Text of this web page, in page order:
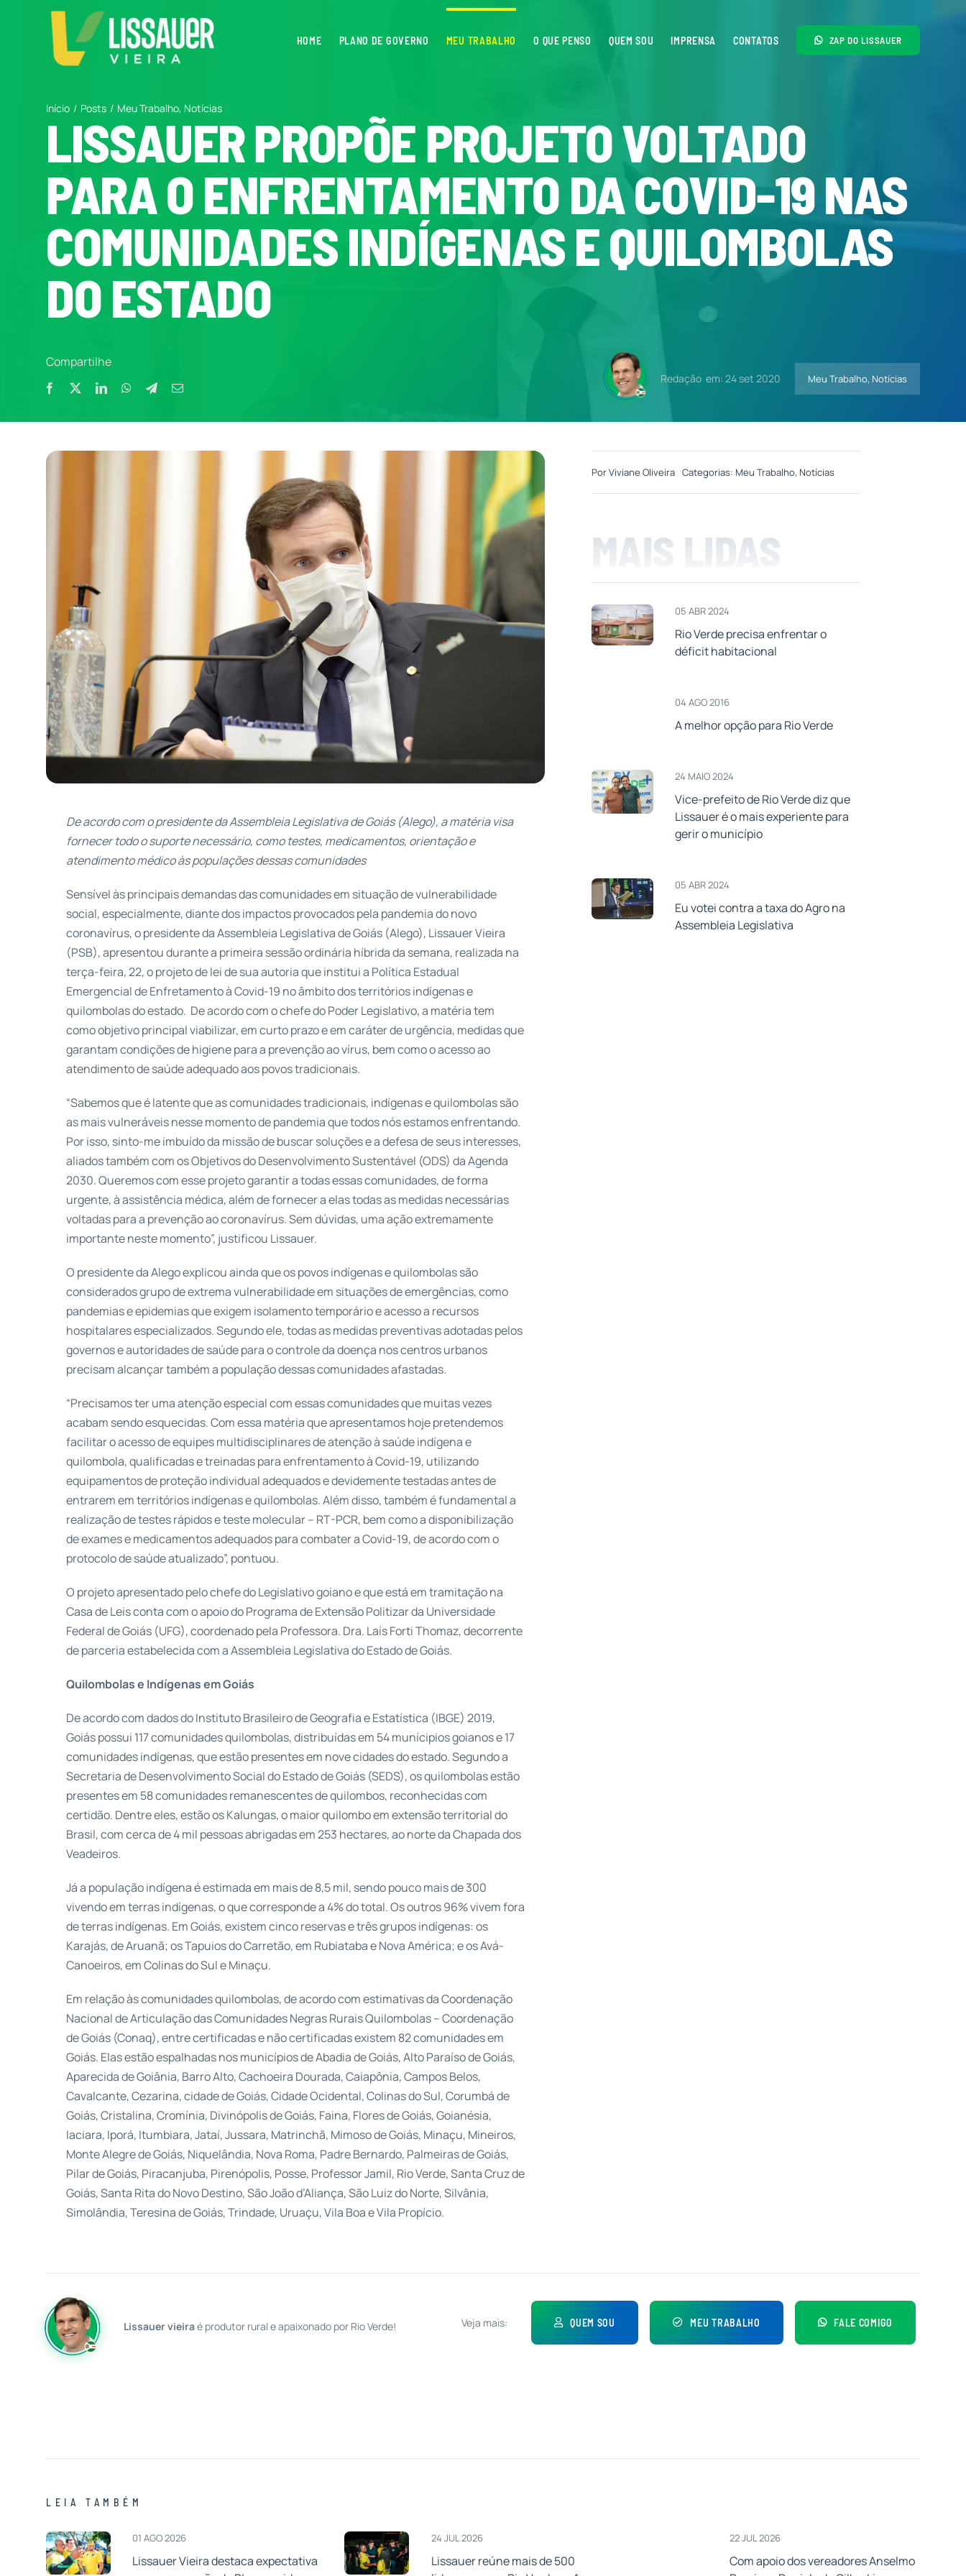
HOME PLANO DE GOVERNO MEU TRABALHO O QUE PENSO QUEM SOU IMPRENSA CONTATOS ZAP DO LISSAUER
Início Posts Meu Trabalho Notícias
LISSAUER PROPÕE PROJETO VOLTADO
PARA O ENFRENTAMENTO DA COVID-19 NAS
COMUNIDADES INDÍGENAS E QUILOMBOLAS
DO ESTADO
Compartilhe
Redação em: 24 set 2020 Meu Trabalho, Notícias
De acordo com o presidente da Assembleia Legislativa de Goiás (Alego), a matéria visa
fornecer todo o suporte necessário, como testes, medicamentos, orientação e
atendimento médico às populações dessas comunidades
Sensível às principais demandas das comunidades em situação de vulnerabilidade
social, especialmente, diante dos impactos provocados pela pandemia do novo
coronavírus, o presidente da Assembleia Legislativa de Goiás (Alego), Lissauer Vieira
(PSB), apresentou durante a primeira sessão ordinária híbrida da semana, realizada na
terça-feira, 22, o projeto de lei de sua autoria que institui a Política Estadual
Emergencial de Enfretamento à Covid-19 no âmbito dos territórios indígenas e
quilombolas do estado. De acordo com o chefe do Poder Legislativo, a matéria tem
como objetivo principal viabilizar, em curto prazo e em caráter de urgência, medidas que
garantam condições de higiene para a prevenção ao vírus, bem como o acesso ao
atendimento de saúde adequado aos povos tradicionais.
“Sabemos que é latente que as comunidades tradicionais, indígenas e quilombolas são
as mais vulneráveis nesse momento de pandemia que todos nós estamos enfrentando.
Por isso, sinto-me imbuído da missão de buscar soluções e a defesa de seus interesses,
aliados também com os Objetivos do Desenvolvimento Sustentável (ODS) da Agenda
2030. Queremos com esse projeto garantir a todas essas comunidades, de forma
urgente, à assistência médica, além de fornecer a elas todas as medidas necessárias
voltadas para a prevenção ao coronavírus. Sem dúvidas, uma ação extremamente
importante neste momento”, justificou Lissauer.
O presidente da Alego explicou ainda que os povos indígenas e quilombolas são
considerados grupo de extrema vulnerabilidade em situações de emergências, como
pandemias e epidemias que exigem isolamento temporário e acesso a recursos
hospitalares especializados. Segundo ele, todas as medidas preventivas adotadas pelos
governos e autoridades de saúde para o controle da doença nos centros urbanos
precisam alcançar também a população dessas comunidades afastadas.
“Precisamos ter uma atenção especial com essas comunidades que muitas vezes
acabam sendo esquecidas. Com essa matéria que apresentamos hoje pretendemos
facilitar o acesso de equipes multidisciplinares de atenção à saúde indígena e
quilombola, qualificadas e treinadas para enfrentamento à Covid-19, utilizando
equipamentos de proteção individual adequados e devidemente testadas antes de
entrarem em territórios indígenas e quilombolas. Além disso, também é fundamental a
realização de testes rápidos e teste molecular – RT-PCR, bem como a disponibilização
de exames e medicamentos adequados para combater a Covid-19, de acordo com o
protocolo de saúde atualizado”, pontuou.
O projeto apresentado pelo chefe do Legislativo goiano e que está em tramitação na
Casa de Leis conta com o apoio do Programa de Extensão Politizar da Universidade
Federal de Goiás (UFG), coordenado pela Professora. Dra. Laís Forti Thomaz, decorrente
de parceria estabelecida com a Assembleia Legislativa do Estado de Goiás.
Quilombolas e Indígenas em Goiás
De acordo com dados do Instituto Brasileiro de Geografia e Estatística (IBGE) 2019,
Goiás possui 117 comunidades quilombolas, distribuídas em 54 munícipios goianos e 17
comunidades indígenas, que estão presentes em nove cidades do estado. Segundo a
Secretaria de Desenvolvimento Social do Estado de Goiás (SEDS), os quilombolas estão
presentes em 58 comunidades remanescentes de quilombos, reconhecidas com
certidão. Dentre eles, estão os Kalungas, o maior quilombo em extensão territorial do
Brasil, com cerca de 4 mil pessoas abrigadas em 253 hectares, ao norte da Chapada dos
Veadeiros.
Já a população indígena é estimada em mais de 8,5 mil, sendo pouco mais de 300
vivendo em terras indígenas, o que corresponde a 4% do total. Os outros 96% vivem fora
de terras indígenas. Em Goiás, existem cinco reservas e três grupos indígenas: os
Karajás, de Aruanã; os Tapuios do Carretão, em Rubiataba e Nova América; e os Avá-
Canoeiros, em Colinas do Sul e Minaçu.
Em relação às comunidades quilombolas, de acordo com estimativas da Coordenação
Nacional de Articulação das Comunidades Negras Rurais Quilombolas – Coordenação
de Goiás (Conaq), entre certificadas e não certificadas existem 82 comunidades em
Goiás. Elas estão espalhadas nos municípios de Abadia de Goiás, Alto Paraíso de Goiás,
Aparecida de Goiânia, Barro Alto, Cachoeira Dourada, Caiapônia, Campos Belos,
Cavalcante, Cezarina, cidade de Goiás, Cidade Ocidental, Colinas do Sul, Corumbá de
Goiás, Cristalina, Cromínia, Divinópolis de Goiás, Faina, Flores de Goiás, Goianésia,
Iaciara, Iporá, Itumbiara, Jataí, Jussara, Matrinchã, Mimoso de Goiás, Minaçu, Mineiros,
Monte Alegre de Goiás, Niquelândia, Nova Roma, Padre Bernardo, Palmeiras de Goiás,
Pilar de Goiás, Piracanjuba, Pirenópolis, Posse, Professor Jamil, Rio Verde, Santa Cruz de
Goiás, Santa Rita do Novo Destino, São João d’Aliança, São Luiz do Norte, Silvânia,
Simolândia, Teresina de Goiás, Trindade, Uruaçu, Vila Boa e Vila Propício.
PorViviane Oliveira Categorias: Meu Trabalho, Notícias
MAIS LIDAS
05 ABR 2024
Rio Verde precisa enfrentar o
déficit habitacional
04 AGO 2016
A melhor opção para Rio Verde
24 MAIO 2024
Vice-prefeito de Rio Verde diz que
Lissauer é o mais experiente para
gerir o município
05 ABR 2024
Eu votei contra a taxa do Agro na
Assembleia Legislativa
Lissauer vieiraé produtor rural e apaixonado por Rio Verde! Veja mais: QUEM SOU MEU TRABALHO FALE COMIGO
LEIA TAMBÉM
01 AGO 2026
Lissauer Vieira destaca expectativa
24 JUL 2026
Lissauer reúne mais de 500
22 JUL 2026
Com apoio dos vereadores Anselmo